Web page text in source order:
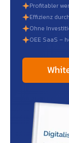
Profitabler
Effizienz
Ohne
OEE SaaS –